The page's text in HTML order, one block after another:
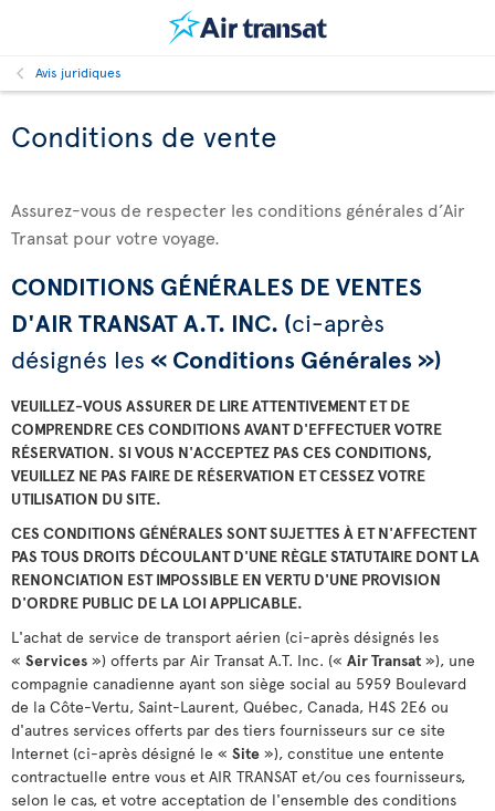
Avis juridiques
Conditions de vente
Assurez-vous de respecter les conditions générales d’Air
Transat pour votre voyage.
CONDITIONS GÉNÉRALES DE VENTES
D'AIR TRANSAT A.T. INC. (ci-après
désignés les « Conditions Générales »)
VEUILLEZ-VOUS ASSURER DE LIRE ATTENTIVEMENT ET DE
COMPRENDRE CES CONDITIONS AVANT D'EFFECTUER VOTRE
RÉSERVATION. SI VOUS N'ACCEPTEZ PAS CES CONDITIONS,
VEUILLEZ NE PAS FAIRE DE RÉSERVATION ET CESSEZ VOTRE
UTILISATION DU SITE.
CES CONDITIONS GÉNÉRALES SONT SUJETTES À ET N'AFFECTENT
PAS TOUS DROITS DÉCOULANT D'UNE RÈGLE STATUTAIRE DONT LA
RENONCIATION EST IMPOSSIBLE EN VERTU D'UNE PROVISION
D'ORDRE PUBLIC DE LA LOI APPLICABLE.
L'achat de service de transport aérien (ci-après désignés les
« Services ») offerts par Air Transat A.T. Inc. (« Air Transat »), une
compagnie canadienne ayant son siège social au 5959 Boulevard
de la Côte-Vertu, Saint-Laurent, Québec, Canada, H4S 2E6 ou
d'autres services offerts par des tiers fournisseurs sur ce site
Internet (ci-après désigné le « Site »), constitue une entente
contractuelle entre vous et AIR TRANSAT et/ou ces fournisseurs,
selon le cas, et votre acceptation de l'ensemble des conditions